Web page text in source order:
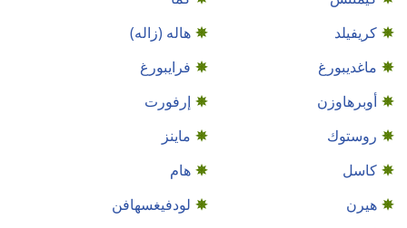
كريفيلد
هاله (زاله)
ماغديبورغ
فرايبورغ
أوبرهاوزن
إرفورت
روستوك
ماينز
كاسل
هام
هيرن
لودفيغسهافن